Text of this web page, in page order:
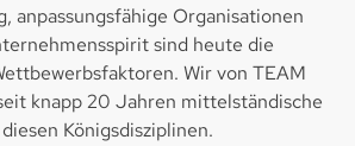
anpassungsfähige Organisationen
sind heute die
Wir von TEAM
knapp 20 Jahren mittelständische
Königsdisziplinen.